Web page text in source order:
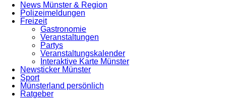
News Münster & Region
Polizeimeldungen
Freizeit
Gastronomie
Veranstaltungen
Partys
Veranstaltungskalender
Interaktive Karte Münster
Newsticker Münster
Sport
Münsterland persönlich
Ratgeber
Anzeige